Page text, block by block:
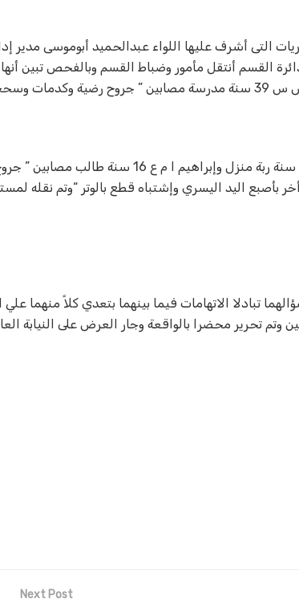
التى أشرف عليها اللواء عبدالحميد أبوموسى مدير
ع ح 13 سنة طالب وجيهان ا ص س 39 سنة مدرسة مصابين ”
بأصبع اليد اليسري وإشتباه قطع بالوتر “وتم نقله
تبادلا الاتهامات فيما بينهما بتعدي كلاً منهما
وتم تحرير محضرا بالواقعة وجار العرض على النيابة
Next Post